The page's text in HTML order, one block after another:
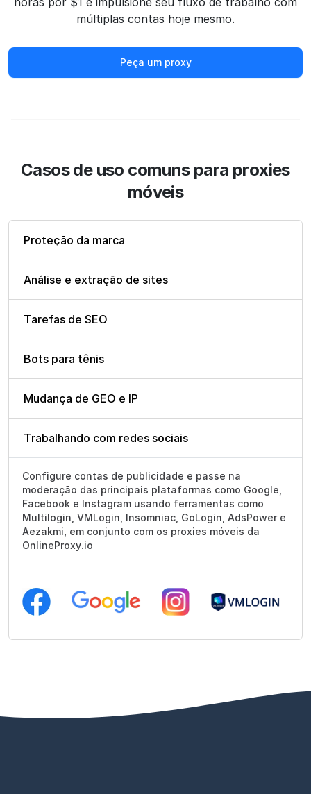
múltiplas contas hoje mesmo.
Peça um proxy
Casos de uso comuns para proxies
móveis
Proteção da marca
Análise e extração de sites
Tarefas de SEO
Bots para tênis
Mudança de GEO e IP
Trabalhando com redes sociais
Configure contas de publicidade e passe na
moderação das principais plataformas como Google,
Facebook e Instagram usando ferramentas como
Multilogin, VMLogin, Insomniac, GoLogin, AdsPower e
Aezakmi, em conjunto com os proxies móveis da
OnlineProxy.io